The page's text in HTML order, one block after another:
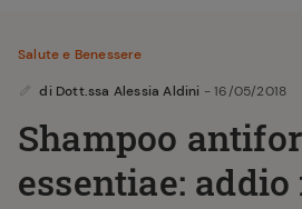
Salute e Benessere
di Dott.ssa Alessia Aldini - 16/05/2018
Shampoo
essentiae: